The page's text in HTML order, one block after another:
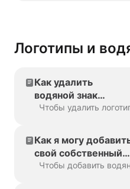
Логотипы и
Как удалить
водяной знак
Wave.video?
Как я могу
свой собственный
водяной знак к